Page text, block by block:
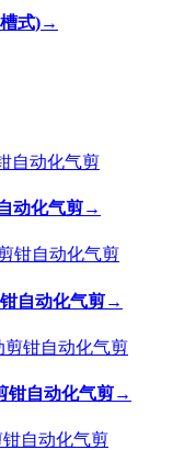
式)→
动化气剪→
自动化气剪→
钳自动化气剪→